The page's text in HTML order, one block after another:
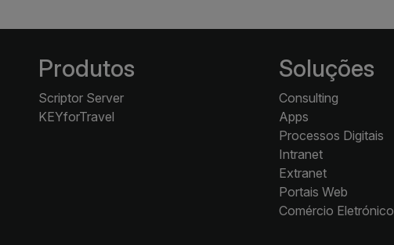
Produtos
Scriptor Server
KEYforTravel
Soluções
Consulting
Apps
Processos Digitais
Intranet
Extranet
Portais Web
Comércio Eletrónico